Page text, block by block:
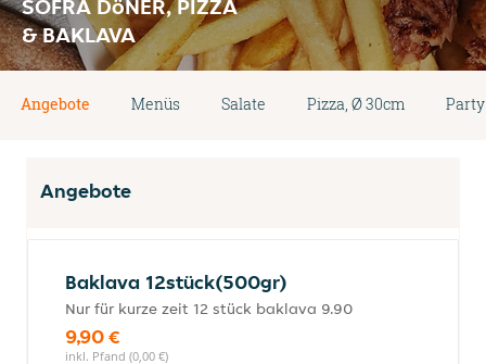
SOFRA DöNER, PIZZA
& BAKLAVA
Angebote Menüs Salate Pizza, Ø 30cm
Angebote
Baklava 12stück(500gr)
Nur für kurze zeit 12 stück baklava 9.90
9,90 €
inkl. Pfand (0,00 €)